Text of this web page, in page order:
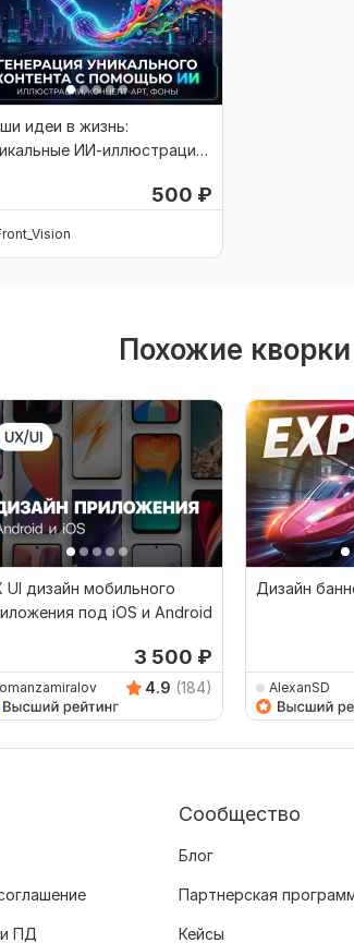
идеи в жизнь:
ИИ-иллюстрации
500 ₽
Похожие кворки
UI дизайн мобильного
под iOS и Android
3 500 ₽
4.9 (184)
Дизайн
AlexanSD
ПД
Сообщество
Блог
Партнерская
Кейсы